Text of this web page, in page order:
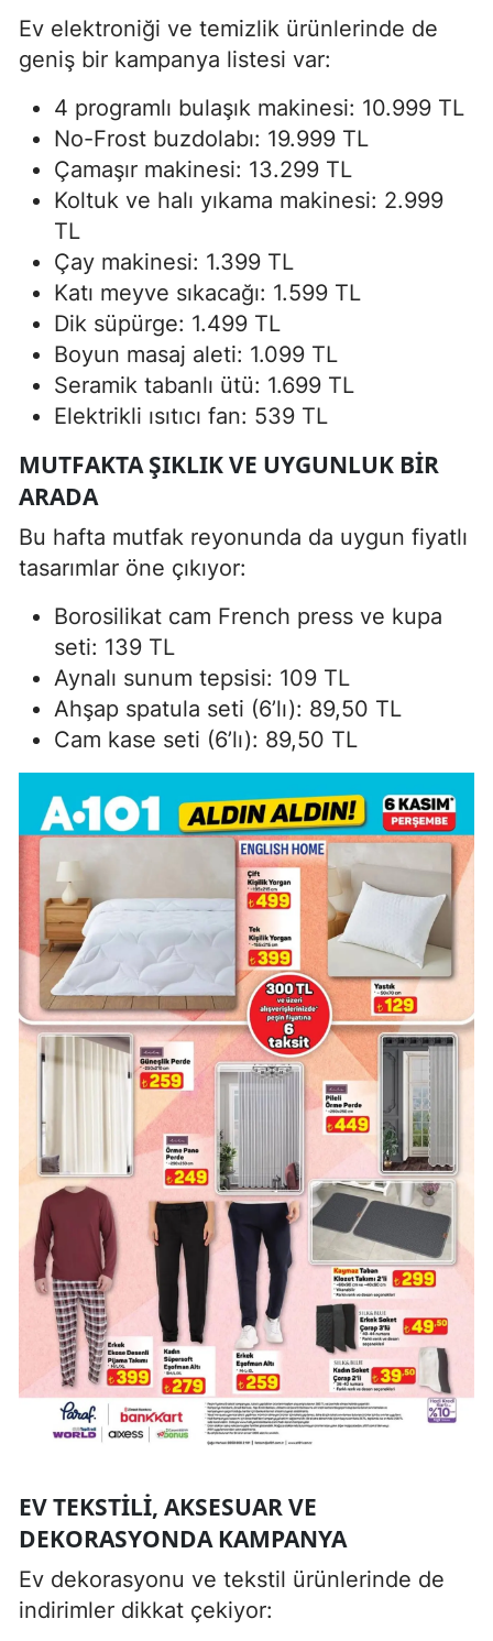
Ev elektroniği ve temizlik ürünlerinde de
geniş bir kampanya listesi var:
4 programlı bulaşık makinesi: 10.999 TL
No-Frost buzdolabı: 19.999 TL
Çamaşır makinesi: 13.299 TL
Koltuk ve halı yıkama makinesi: 2.999
TL
Çay makinesi: 1.399 TL
Katı meyve sıkacağı: 1.599 TL
Dik süpürge: 1.499 TL
Boyun masaj aleti: 1.099 TL
Seramik tabanlı ütü: 1.699 TL
Elektrikli ısıtıcı fan: 539 TL
MUTFAKTA ŞIKLIK VE UYGUNLUK BIR
ARADA
Bu hafta mutfak reyonunda da uygun fiyatlı
tasarımlar öne çıkıyor:
Borosilikat cam French press ve kupa
seti: 139 TL
Aynalı sunum tepsisi: 109 TL
Ahşap spatula seti (6’lı): 89,50 TL
Cam kase seti (6’lı): 89,50 TL
EV TEKSTILI, AKSESUAR VE
DEKORASYONDA KAMPANYA
Ev dekorasyonu ve tekstil ürünlerinde de
indirimler dikkat çekiyor: